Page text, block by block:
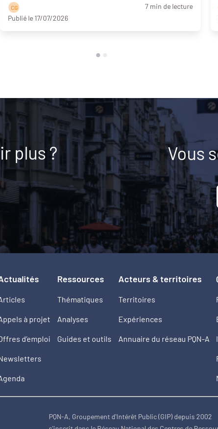
C G
7 min de lecture
Publié le 17/07/2026
plus ? Vous
à projet
d’emploi
Ressources
Thématiques
Analyses
Guides et outils
Acteurs & territoires
Territoires
Expériences
Annuaire du réseau PQN-A
PQN-A, Groupement d'Intérêt Public (GIP) depuis 2002